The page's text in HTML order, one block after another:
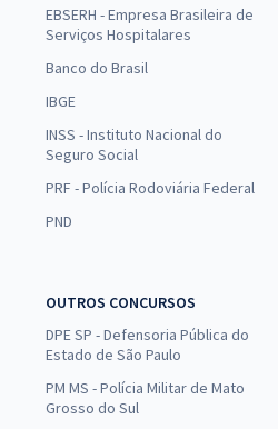
EBSERH - Empresa Brasileira de
Serviços Hospitalares
Banco do Brasil
IBGE
INSS - Instituto Nacional do
Seguro Social
PRF - Polícia Rodoviária Federal
PND
OUTROS CONCURSOS
DPE SP - Defensoria Pública do
Estado de São Paulo
PM MS - Polícia Militar de Mato
Grosso do Sul